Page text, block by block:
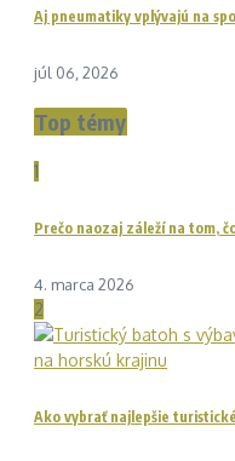
Aj pneumatiky vplývajú na
júl 06, 2026
Top témy
1
Prečo naozaj záleží na tom,
4. marca 2026
2
Ako vybrať najlepšie